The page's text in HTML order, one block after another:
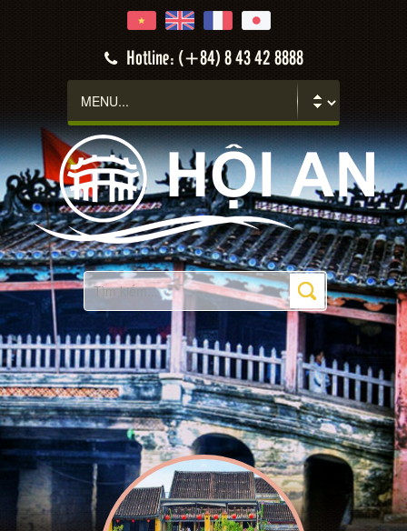
Hotline: (+84) 8 43 42 8888